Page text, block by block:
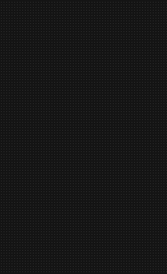
50mm, max. tažná